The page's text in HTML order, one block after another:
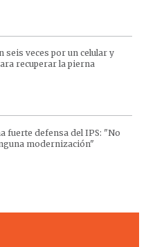
seis veces por un celular y
recuperar la pierna
fuerte defensa del IPS: "No
modernización"